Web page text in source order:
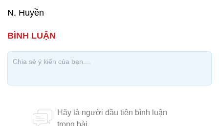
N. Huyền